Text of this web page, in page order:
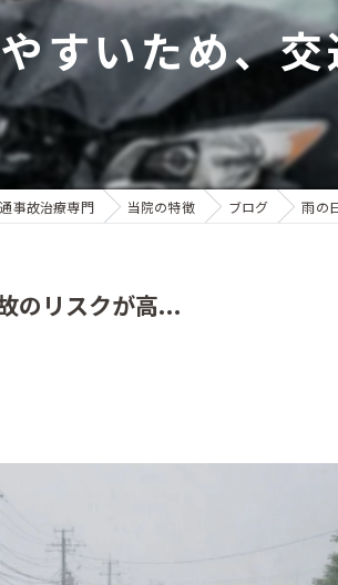
すいため、
事故治療専門 当院の特徴 ブログ 雨の
のリスクが高...